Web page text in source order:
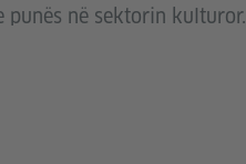
punës në sektorin kulturor.